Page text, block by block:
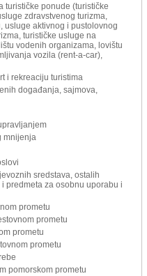
turističke ponude (turističke
zdravstvenog turizma,
usluge aktivnog i pustolovnog
turističke usluge na
vodenih organizama, lovištu
vozila (rent-a-car),
i rekreaciju turistima
događanja, sajmova,
mnijenja
sredstava, ostalih
predmeta za osobnu uporabu i
prometu
prometu
prometu
prometu
pomorskom prometu